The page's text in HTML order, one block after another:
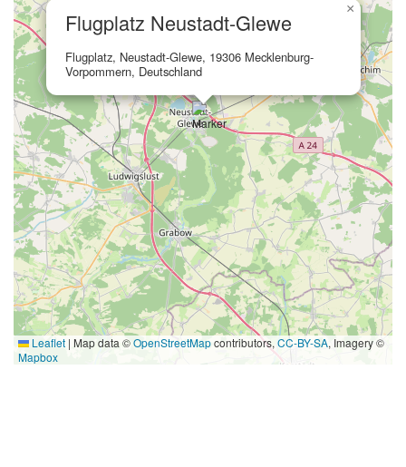
Flugplatz Neustadt-Glewe
Flugplatz, Neustadt-Glewe, 19306 Mecklenburg-
Vorpommern, Deutschland
×
Leaflet | Map data ©OpenStreetMapcontributors, CC-BY-SA, Imagery ©
Mapbox